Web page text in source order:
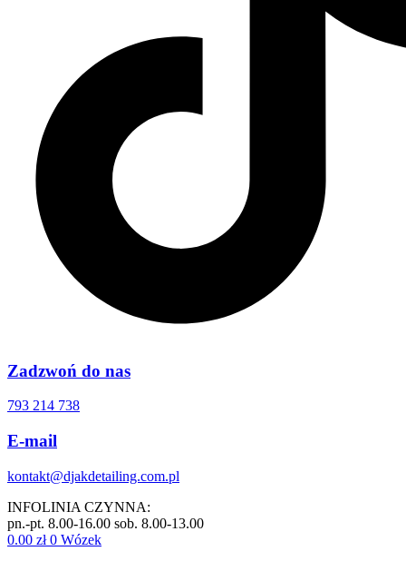
Zadzwoń do nas
793 214 738
E-mail
kontakt@djakdetailing.com.pl
INFOLINIA CZYNNA:
pn.-pt. 8.00-16.00 sob. 8.00-13.00
0.00 zł 0 Wózek